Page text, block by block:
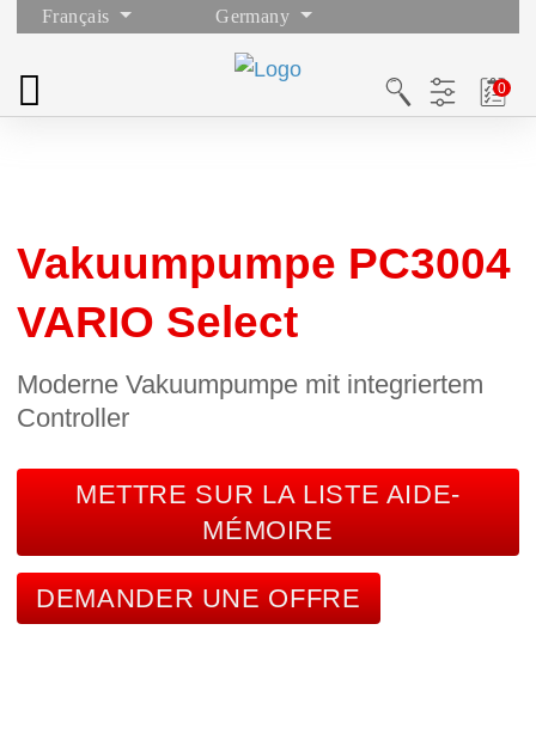
Français Germany
Vakuumpumpe PC3004
VARIO Select
Moderne Vakuumpumpe mit integriertem
Controller
METTRE SUR LA LISTE AIDE-
MÉMOIRE
DEMANDER UNE OFFRE